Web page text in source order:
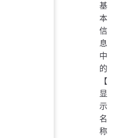
基
本
信
息
中
的
【
显
示
名
称